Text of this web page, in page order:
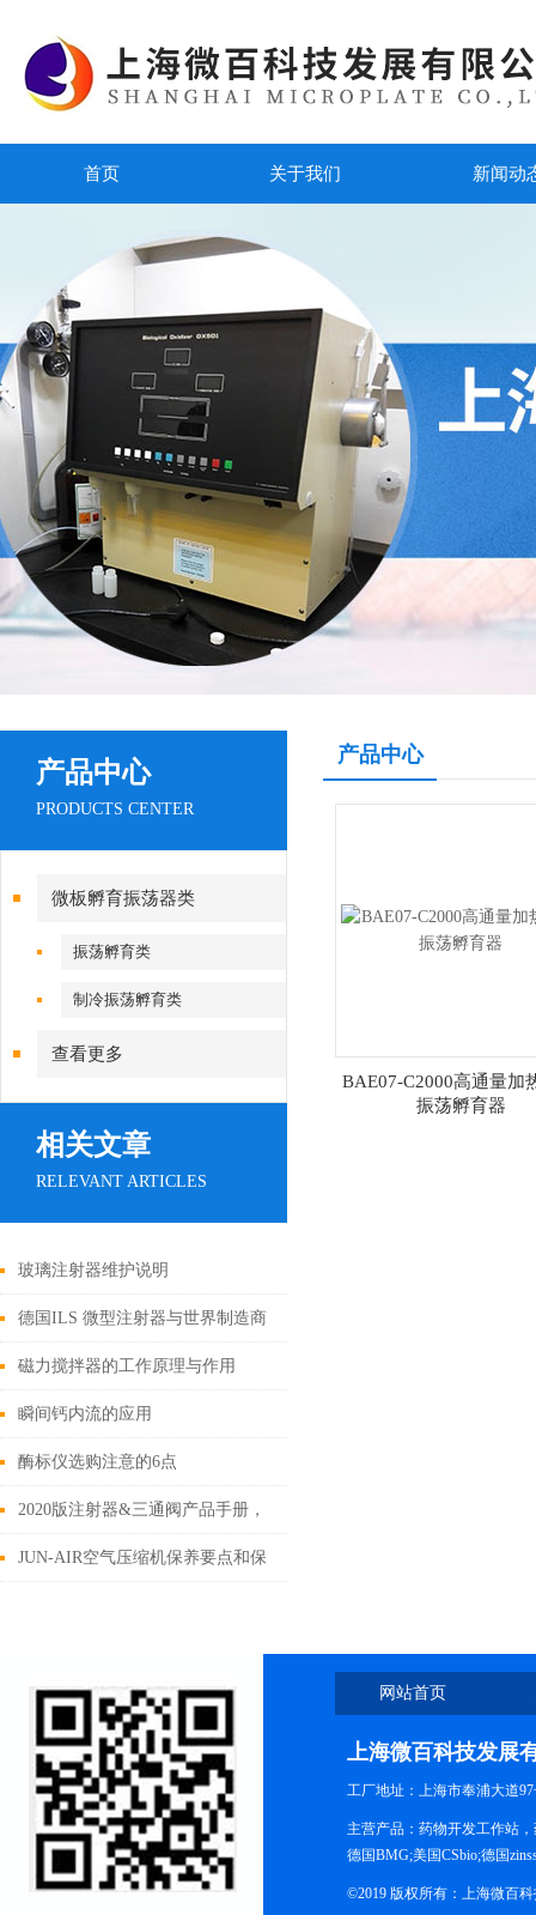
首页 关于我们 新闻动
产品中心
PRODUCTS CENTER
微板孵育振荡器类
振荡孵育类
制冷振荡孵育类
查看更多
相关文章
RELEVANT ARTICLES
玻璃注射器维护说明
德国ILS 微型注射器与世界制造商
仪器的无缝集成。
磁力搅拌器的工作原理与作用
瞬间钙内流的应用
酶标仪选购注意的6点
2020版注射器&三通阀产品手册，
需要请到下载栏下载，
JUN-AIR空气压缩机保养要点和保
产品中心
BAE07-C2000高通量加
振荡孵育器
网站首页
上海微百科技发展
工厂地址：上海市奉浦大道
主营产品：药物开发工作站
德国BMG;美国CSbio;德国
©2019 版权所有：上海微百